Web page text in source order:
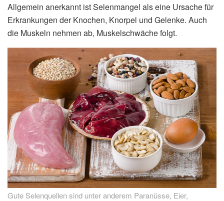
Allgemein anerkannt ist Selenmangel als eine Ursache für
Erkrankungen der Knochen, Knorpel und Gelenke. Auch
die Muskeln nehmen ab, Muskelschwäche folgt.
Gute Selenquellen sind unter anderem Paranüsse, Eier,